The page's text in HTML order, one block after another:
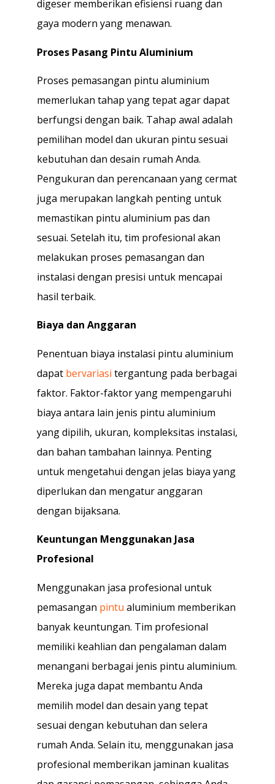
digeser memberikan efisiensi ruang dan
gaya modern yang menawan.
Proses Pasang Pintu Aluminium
Proses pemasangan pintu aluminium
memerlukan tahap yang tepat agar dapat
berfungsi dengan baik. Tahap awal adalah
pemilihan model dan ukuran pintu sesuai
kebutuhan dan desain rumah Anda.
Pengukuran dan perencanaan yang cermat
juga merupakan langkah penting untuk
memastikan pintu aluminium pas dan
sesuai. Setelah itu, tim profesional akan
melakukan proses pemasangan dan
instalasi dengan presisi untuk mencapai
hasil terbaik.
Biaya dan Anggaran
Penentuan biaya instalasi pintu aluminium
dapat bervariasi tergantung pada berbagai
faktor. Faktor-faktor yang mempengaruhi
biaya antara lain jenis pintu aluminium
yang dipilih, ukuran, kompleksitas instalasi,
dan bahan tambahan lainnya. Penting
untuk mengetahui dengan jelas biaya yang
diperlukan dan mengatur anggaran
dengan bijaksana.
Keuntungan Menggunakan Jasa
Profesional
Menggunakan jasa profesional untuk
pemasangan pintu aluminium memberikan
banyak keuntungan. Tim profesional
memiliki keahlian dan pengalaman dalam
menangani berbagai jenis pintu aluminium.
Mereka juga dapat membantu Anda
memilih model dan desain yang tepat
sesuai dengan kebutuhan dan selera
rumah Anda. Selain itu, menggunakan jasa
profesional memberikan jaminan kualitas